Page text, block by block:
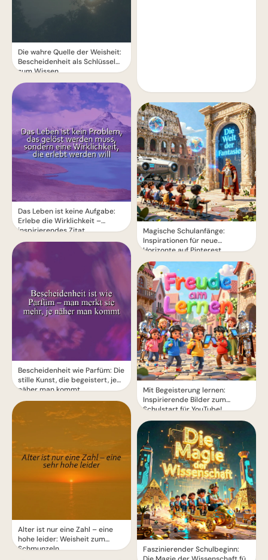
Die wahre Quelle der Weisheit:
Bescheidenheit als Schlüssel
zum Wissen
Das Leben ist keine Aufgabe:
Erlebe die Wirklichkeit –
inspirierendes Zitat
Bescheidenheit wie Parfüm: Die
stille Kunst, die begeistert, je
näher man kommt
Alter ist nur eine Zahl – eine
hohe leider: Weisheit zum
Schmunzeln
Magische Schulanfänge:
Inspirationen für neue
Horizonte auf Pinterest
Mit Begeisterung lernen:
Inspirierende Bilder zum
Schulstart für YouTube!
Faszinierender Schulbeginn: